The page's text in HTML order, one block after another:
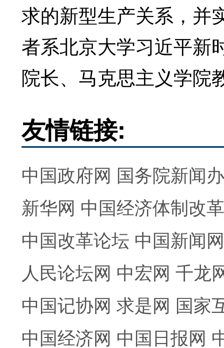
求的新型生产关系，并
者系北京大学习近平新
院长、马克思主义学院
友情链接:
中国政府网 国务院新闻
新华网 中国经济体制改
中国改革论坛 中国新闻网
人民论坛网 中宏网 千龙
中国记协网 求是网 国家
中国经济网 中国日报网